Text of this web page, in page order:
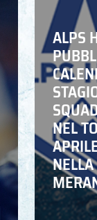
ALPS
NEL